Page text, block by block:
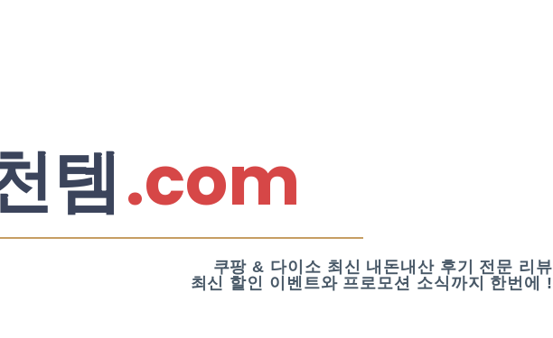
템.com
쿠팡 & 다이소 최신 내돈내산 후기 전문 리뷰
최신 할인 이벤트와 프로모션 소식까지 한번에 !